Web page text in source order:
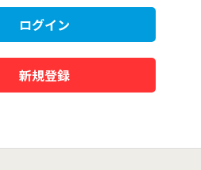
ログイン
新規登録